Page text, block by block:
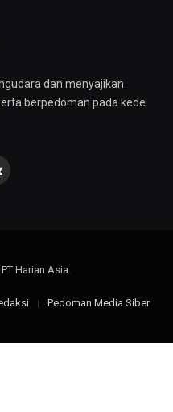
dan menyajikan
berpedoman pada kede
Harian Asia.
Pedoman Media Siber